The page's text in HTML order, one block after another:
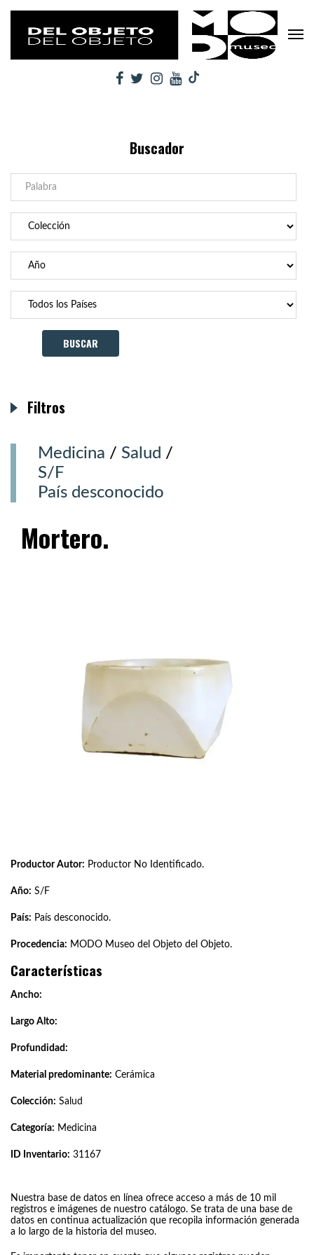
Buscador
Medicina / Salud /
S/F
País desconocido
Mortero.
Productor Autor: Productor No Identificado.
Año: S/F
País: País desconocido.
Procedencia: MODO Museo del Objeto del Objeto.
Características
Ancho:
Largo Alto:
Profundidad:
Material predominante: Cerámica
Colección: Salud
Categoría: Medicina
ID Inventario: 31167
Filtros
Nuestra base de datos en línea ofrece acceso a más de 10 mil
registros e imágenes de nuestro catálogo. Se trata de una base de
datos en continua actualización que recopila información generada
a lo largo de la historia del museo.